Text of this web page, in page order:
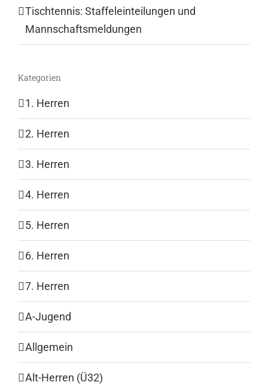
Tischtennis: Staffeleinteilungen und
Mannschaftsmeldungen
Kategorien
1. Herren
2. Herren
3. Herren
4. Herren
5. Herren
6. Herren
7. Herren
A-Jugend
Allgemein
Alt-Herren (Ü32)